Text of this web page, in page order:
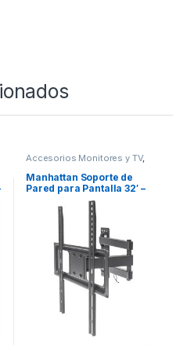
Accesorios Monitores y TV,
Manhattan Soporte de
Pared para Pantalla 32′ –
55′, hasta 35kg, Negro Y
CURVA ARTICULADO 32 A 55